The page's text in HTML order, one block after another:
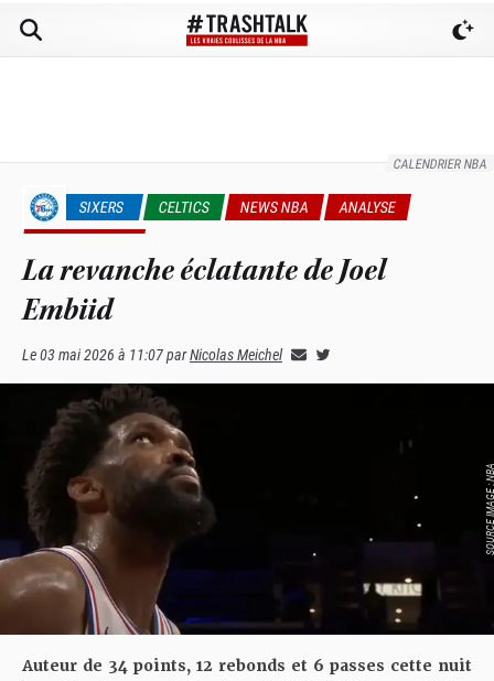
CALENDRIER NBA
SIXERS CELTICS NEWS NBA
ANALYSE
La revanche éclatante de Joel
Embiid
Le03 mai 2026 à 11:07parNicolas Meichel
Auteur de 34 points, 12 rebonds et 6 passes cette nuit